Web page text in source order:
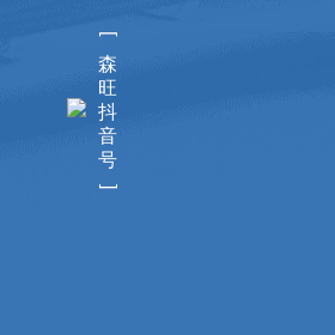
[
森
旺
抖
音
号
]